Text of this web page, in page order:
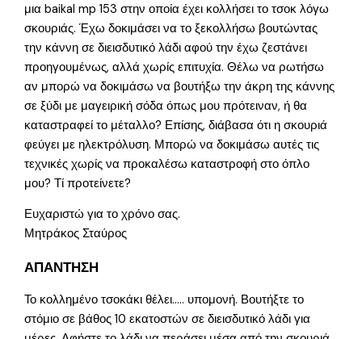
μια baikal mp 153 στην οποία έχει κολλήσει το τσοκ λόγω
σκουριάς. Έχω δοκιμάσει να το ξεκολλήσω βουτώντας
την κάννη σε διεισδυτικό λάδι αφού την έχω ζεστάνει
προηγουμένως, αλλά χωρίς επιτυχία. Θέλω να ρωτήσω
αν μπορώ να δοκιμάσω να βουτήξω την άκρη της κάννης
σε ξύδι με μαγειρική σόδα όπως μου πρότειναν, ή θα
καταστραφεί το μέταλλο? Επίσης, διάβασα ότι η σκουριά
φεύγει με ηλεκτρόλυση. Μπορώ να δοκιμάσω αυτές τις
τεχνικές χωρίς να προκαλέσω καταστροφή στο όπλο
μου? Τί προτείνετε?
Ευχαριστώ για το χρόνο σας.
Μητράκος Σταύρος
ΑΠΑΝΤΗΣΗ
Το κολλημένο τσοκάκι θέλει….. υπομονή. Βουτήξτε το
στόμιο σε βάθος 10 εκατοστών σε διεισδυτικό λάδι για